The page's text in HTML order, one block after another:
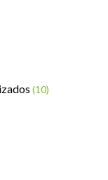
(10)